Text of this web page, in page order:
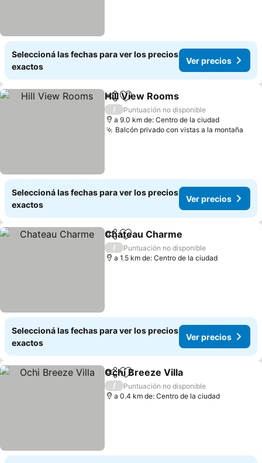
Seleccioná las fechas para ver los precios
exactos
Ver precios
CompartirAñadir a favoritos
Hill View Rooms
/
Puntuación no disponible
a 9.0 km de: Centro de la ciudad
Balcón privado con vistas a la montaña
Seleccioná las fechas para ver los precios
exactos
Ver precios
CompartirAñadir a favoritos
Chateau Charme
/
Puntuación no disponible
a 1.5 km de: Centro de la ciudad
Seleccioná las fechas para ver los precios
exactos
Ver precios
CompartirAñadir a favoritos
Ochi Breeze Villa
/
Puntuación no disponible
a 0.4 km de: Centro de la ciudad